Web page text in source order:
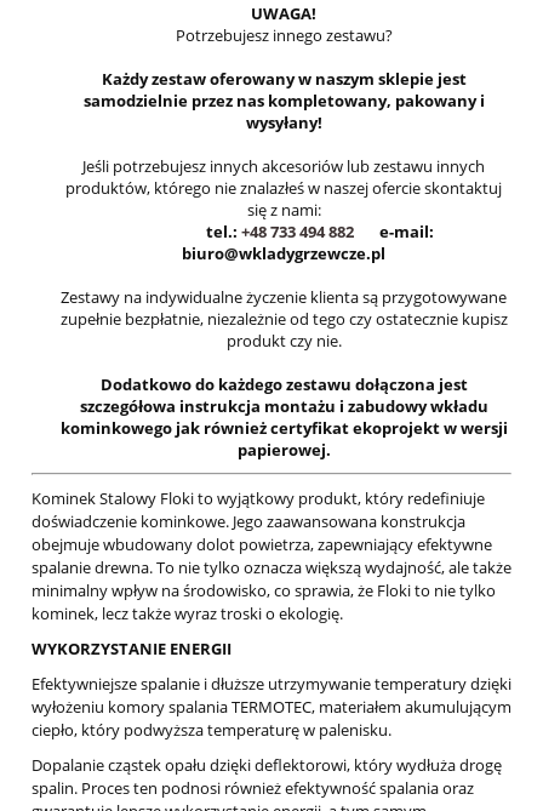
UWAGA!
Potrzebujesz innego zestawu?
Każdy zestaw oferowany w naszym sklepie jest
samodzielnie przez nas kompletowany, pakowany i
wysyłany!
Jeśli potrzebujesz innych akcesoriów lub zestawu innych
produktów, którego nie znalazłeś w naszej ofercie skontaktuj
się z nami:
tel.: +48 733 494 882 e-mail:
biuro@wkladygrzewcze.pl
Zestawy na indywidualne życzenie klienta są przygotowywane
zupełnie bezpłatnie, niezależnie od tego czy ostatecznie kupisz
produkt czy nie.
Dodatkowo do każdego zestawu dołączona jest
szczegółowa instrukcja montażu i zabudowy wkładu
kominkowego jak również certyfikat ekoprojekt w wersji
papierowej.
Kominek Stalowy Floki to wyjątkowy produkt, który redefiniuje
doświadczenie kominkowe. Jego zaawansowana konstrukcja
obejmuje wbudowany dolot powietrza, zapewniający efektywne
spalanie drewna. To nie tylko oznacza większą wydajność, ale także
minimalny wpływ na środowisko, co sprawia, że Floki to nie tylko
kominek, lecz także wyraz troski o ekologię.
WYKORZYSTANIE ENERGII
Efektywniejsze spalanie i dłuższe utrzymywanie temperatury dzięki
wyłożeniu komory spalania TERMOTEC, materiałem akumulującym
ciepło, który podwyższa temperaturę w palenisku.
Dopalanie cząstek opału dzięki deflektorowi, który wydłuża drogę
spalin. Proces ten podnosi również efektywność spalania oraz